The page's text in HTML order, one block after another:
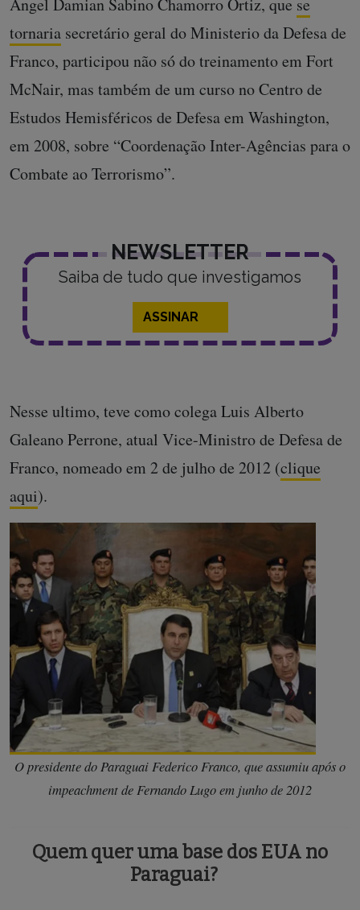
Angel Damian Sabino Chamorro Ortiz, que se
tornaria secretário geral do Ministerio da Defesa de
Franco, participou não só do treinamento em Fort
McNair, mas também de um curso no Centro de
Estudos Hemisféricos de Defesa em Washington,
em 2008, sobre “Coordenação Inter-Agências para o
Combate ao Terrorismo”.
NEWSLETTER
Saiba de tudo que investigamos
ASSINAR
Nesse ultimo, teve como colega Luis Alberto
Galeano Perrone, atual Vice-Ministro de Defesa de
Franco, nomeado em 2 de julho de 2012 (clique
aqui).
O presidente do Paraguai Federico Franco, que assumiu após o
impeachment de Fernando Lugo em junho de 2012
Quem quer uma base dos EUA no
Paraguai?